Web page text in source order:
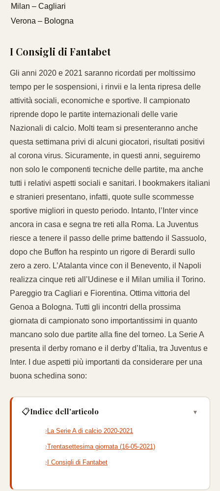
Milan – Cagliari
Verona – Bologna
I Consigli di Fantabet
Gli anni 2020 e 2021 saranno ricordati per moltissimo
tempo per le sospensioni, i rinvii e la lenta ripresa delle
attività sociali, economiche e sportive. Il campionato
riprende dopo le partite internazionali delle varie
Nazionali di calcio. Molti team si presenteranno anche
questa settimana privi di alcuni giocatori, risultati positivi
al corona virus. Sicuramente, in questi anni, seguiremo
non solo le componenti tecniche delle partite, ma anche
tutti i relativi aspetti sociali e sanitari. I bookmakers italiani
e stranieri presentano, infatti, quote sulle scommesse
sportive migliori in questo periodo. Intanto, l’Inter vince
ancora in casa e segna tre reti alla Roma. La Juventus
riesce a tenere il passo delle prime battendo il Sassuolo,
dopo che Buffon ha respinto un rigore di Berardi sullo
zero a zero. L’Atalanta vince con il Benevento, il Napoli
realizza cinque reti all’Udinese e il Milan umilia il Torino.
Pareggio tra Cagliari e Fiorentina. Ottima vittoria del
Genoa a Bologna. Tutti gli incontri della prossima
giornata di campionato sono importantissimi in quanto
mancano solo due partite alla fine del torneo. La Serie A
presenta il derby romano e il derby d’Italia, tra Juventus e
Inter. I due aspetti più importanti da considerare per una
buona schedina sono:
📋Indice dell'articolo ▾
La Serie A di calcio 2020-2021
Trentasettesima giornata (16-05-2021)
I Consigli di Fantabet